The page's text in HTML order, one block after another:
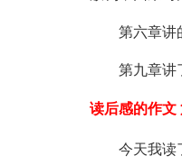
第六章讲
第九章讲
读后感的作文
今天我读